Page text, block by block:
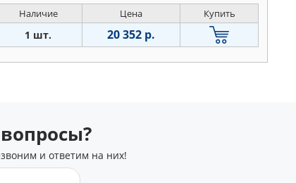
Наличие Цена Купить
1 шт. 20 352 р.
и ответим на них!